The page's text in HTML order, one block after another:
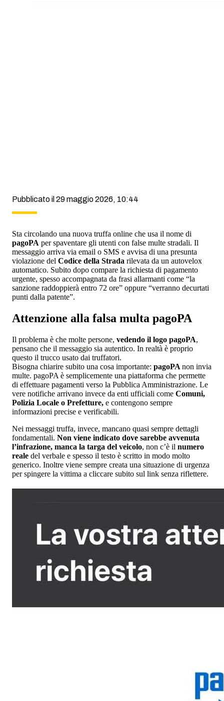
Pubblicato il 29 maggio 2026, 10:44
Sta circolando una nuova truffa online che usa il nome di
pagoPA per spaventare gli utenti con false multe stradali. Il
messaggio arriva via email o SMS e avvisa di una presunta
violazione del Codice della Strada rilevata da un autovelox
automatico. Subito dopo compare la richiesta di pagamento
urgente, spesso accompagnata da frasi allarmanti come “la
sanzione raddoppierà entro 72 ore” oppure “verranno decurtati
punti dalla patente”.
Attenzione alla falsa multa pagoPA
Il problema è che molte persone, vedendo il logo pagoPA,
pensano che il messaggio sia autentico. In realtà è proprio
questo il trucco usato dai truffatori.
Bisogna chiarire subito una cosa importante: pagoPA non invia
multe. pagoPA è semplicemente una piattaforma che permette
di effettuare pagamenti verso la Pubblica Amministrazione. Le
vere notifiche arrivano invece da enti ufficiali come Comuni,
Polizia Locale o Prefetture, e contengono sempre
informazioni precise e verificabili.
Nei messaggi truffa, invece, mancano quasi sempre dettagli
fondamentali. Non viene indicato dove sarebbe avvenuta
l’infrazione, manca la targa del veicolo, non c’è il numero
reale del verbale e spesso il testo è scritto in modo molto
generico. Inoltre viene sempre creata una situazione di urgenza
per spingere la vittima a cliccare subito sul link senza riflettere.